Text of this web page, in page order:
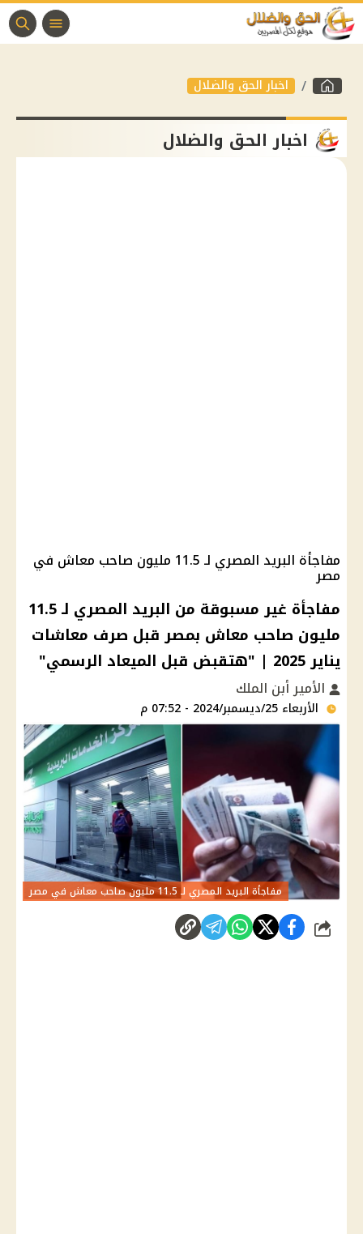
اخبار الحق والضلال
اخبار الحق والضلال
مفاجأة البريد المصري لـ 11.5 مليون صاحب معاش في
مصر
مفاجأة غير مسبوقة من البريد المصري لـ 11.5
مليون صاحب معاش بمصر قبل صرف معاشات
يناير 2025 | "هتقبض قبل الميعاد الرسمي"
الأمير أبن الملك
الأربعاء 25/ديسمبر/2024 - 07:52 م
مفاجأة البريد المصري لـ 11.5 مليون صاحب معاش في مصر
شارك